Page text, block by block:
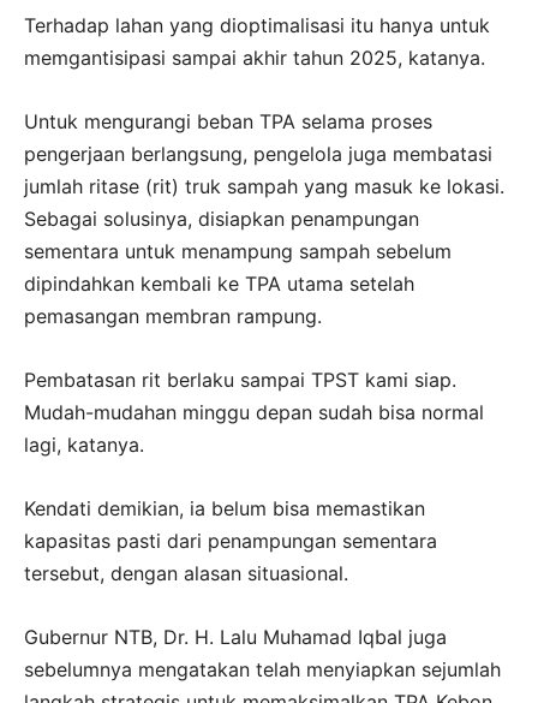
Terhadap lahan yang dioptimalisasi itu hanya untuk
memgantisipasi sampai akhir tahun 2025, katanya.
Untuk mengurangi beban TPA selama proses
pengerjaan berlangsung, pengelola juga membatasi
jumlah ritase (rit) truk sampah yang masuk ke lokasi.
Sebagai solusinya, disiapkan penampungan
sementara untuk menampung sampah sebelum
dipindahkan kembali ke TPA utama setelah
pemasangan membran rampung.
Pembatasan rit berlaku sampai TPST kami siap.
Mudah-mudahan minggu depan sudah bisa normal
lagi, katanya.
Kendati demikian, ia belum bisa memastikan
kapasitas pasti dari penampungan sementara
tersebut, dengan alasan situasional.
Gubernur NTB, Dr. H. Lalu Muhamad Iqbal juga
sebelumnya mengatakan telah menyiapkan sejumlah